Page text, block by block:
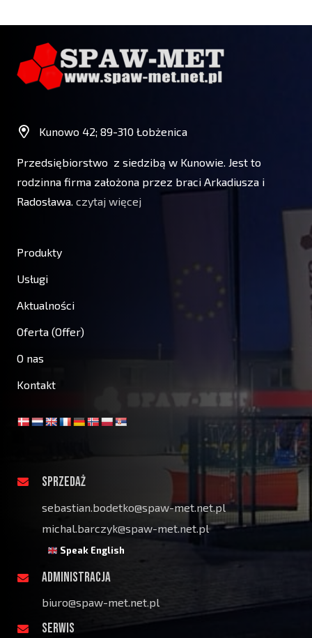
Kunowo 42; 89-310 Łobżenica
Przedsiębiorstwo z siedzibą w Kunowie. Jest to
rodzinna firma założona przez braci Arkadiusza i
Radosława. czytaj więcej
Produkty
Usługi
Aktualności
Oferta (Offer)
O nas
Kontakt
SPRZEDAŻ
sebastian.bodetko@spaw-met.net.pl
michal.barczyk@spaw-met.net.pl
Speak English
ADMINISTRACJA
biuro@spaw-met.net.pl
SERWIS